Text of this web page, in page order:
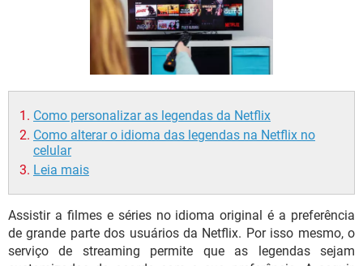
Como personalizar as legendas da Netflix
Como alterar o idioma das legendas na Netflix no
celular
Leia mais
Assistir a filmes e séries no idioma original é a preferência
de grande parte dos usuários da Netflix. Por isso mesmo, o
serviço de streaming permite que as legendas sejam